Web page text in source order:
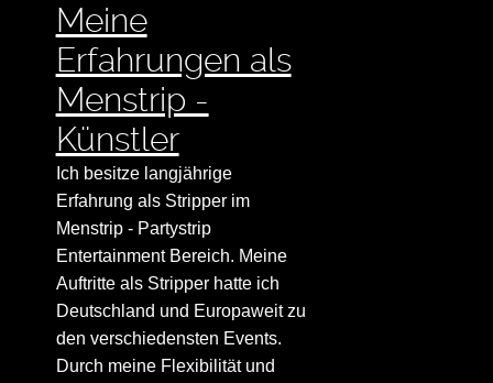
Meine
Erfahrungen als
Menstrip -
Künstler
Ich besitze langjährige
Erfahrung als Stripper im
Menstrip - Partystrip
Entertainment Bereich. Meine
Auftritte als Stripper hatte ich
Deutschland und Europaweit zu
den verschiedensten Events.
Durch meine Flexibilität und